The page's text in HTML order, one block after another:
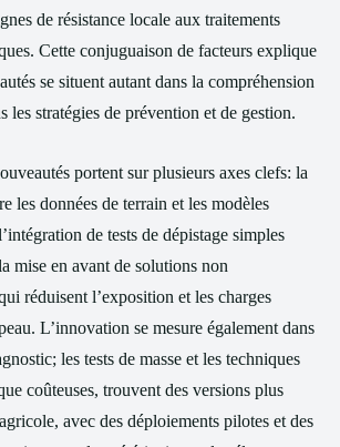
de résistance locale aux traitements
Cette conjuguaison de facteurs explique
se situent autant dans la compréhension
les stratégies de prévention et de gestion.
portent sur plusieurs axes clefs: la
les données de terrain et les modèles
de tests de dépistage simples
mise en avant de solutions non
réduisent l’exposition et les charges
L’innovation se mesure également dans
les tests de masse et les techniques
coûteuses, trouvent des versions plus
avec des déploiements pilotes et des